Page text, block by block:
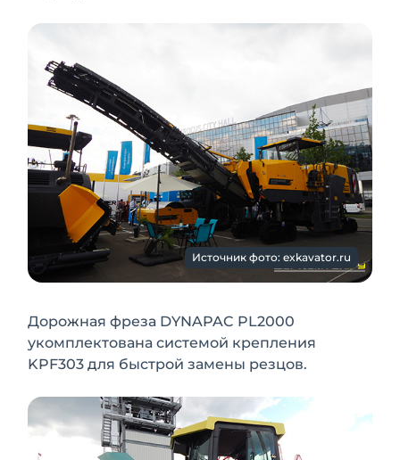
Источник фото: exkavator.ru
Дорожная фреза DYNAPAC PL2000
укомплектована системой крепления
KPF303 для быстрой замены резцов.